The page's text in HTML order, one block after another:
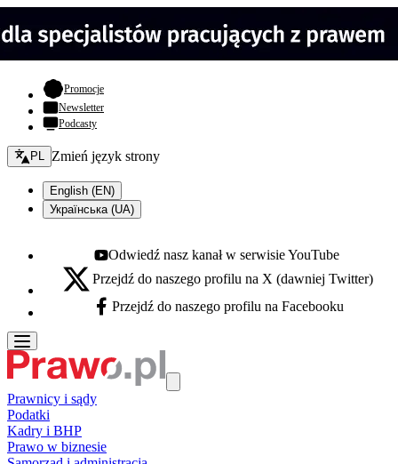
Promocje- otwiera się w nowej karcie
Newsletter
Podcasty
Zmień język - bieżący:
PL Zmień język strony
English (EN)
Українська (UA)
Youtube - otwiera się w nowej karcie
Odwiedź nasz kanał w serwisie YouTube
X - otwiera się w nowej karcie
Przejdź do naszego profilu na X (dawniej Twitter)
Facebook - otwiera się w nowej karcie
Przejdź do naszego profilu na Facebooku
Prawnicy i sądy
Podatki
Kadry i BHP
Prawo w biznesie